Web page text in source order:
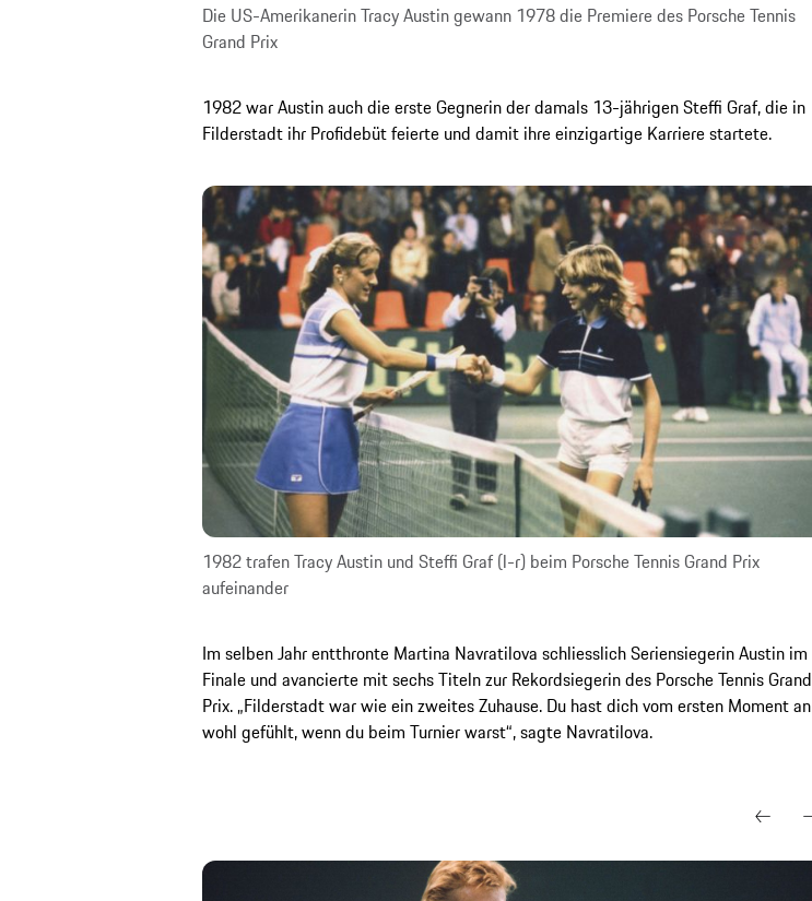
Die US-Amerikanerin Tracy Austin gewann 1978 die Premiere des Porsche Tennis
Grand Prix
1982 war Austin auch die erste Gegnerin der damals 13-jährigen Steffi Graf, die in
Filderstadt ihr Profidebüt feierte und damit ihre einzigartige Karriere startete.
1982 trafen Tracy Austin und Steffi Graf (l-r) beim Porsche Tennis Grand Prix
aufeinander
Im selben Jahr entthronte Martina Navratilova schliesslich Seriensiegerin Austin im
Finale und avancierte mit sechs Titeln zur Rekordsiegerin des Porsche Tennis Grand
Prix. „Filderstadt war wie ein zweites Zuhause. Du hast dich vom ersten Moment an
wohl gefühlt, wenn du beim Turnier warst“, sagte Navratilova.